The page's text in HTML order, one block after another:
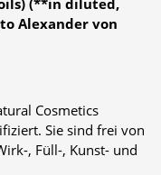
Alexander von
Cosmetics
Sie sind frei von
, Füll-, Kunst- und